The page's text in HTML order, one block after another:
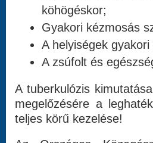
köhögéskor;
Gyakori kézmosás
A helyiségek
A zsúfolt és
A tuberkulózis
megelőzésére a
teljes körű kezelése!